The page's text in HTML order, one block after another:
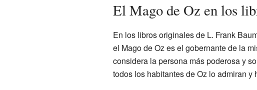
El Mago de Oz en los
En los libros originales de L. Frank
el Mago de Oz es el gobernante de la
considera la persona más poderosa y
todos los habitantes de Oz lo admiran y